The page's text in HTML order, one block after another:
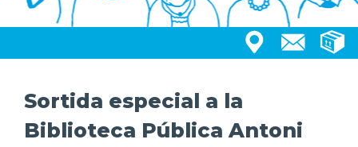
Sortida especial a la
Biblioteca Pública Antoni